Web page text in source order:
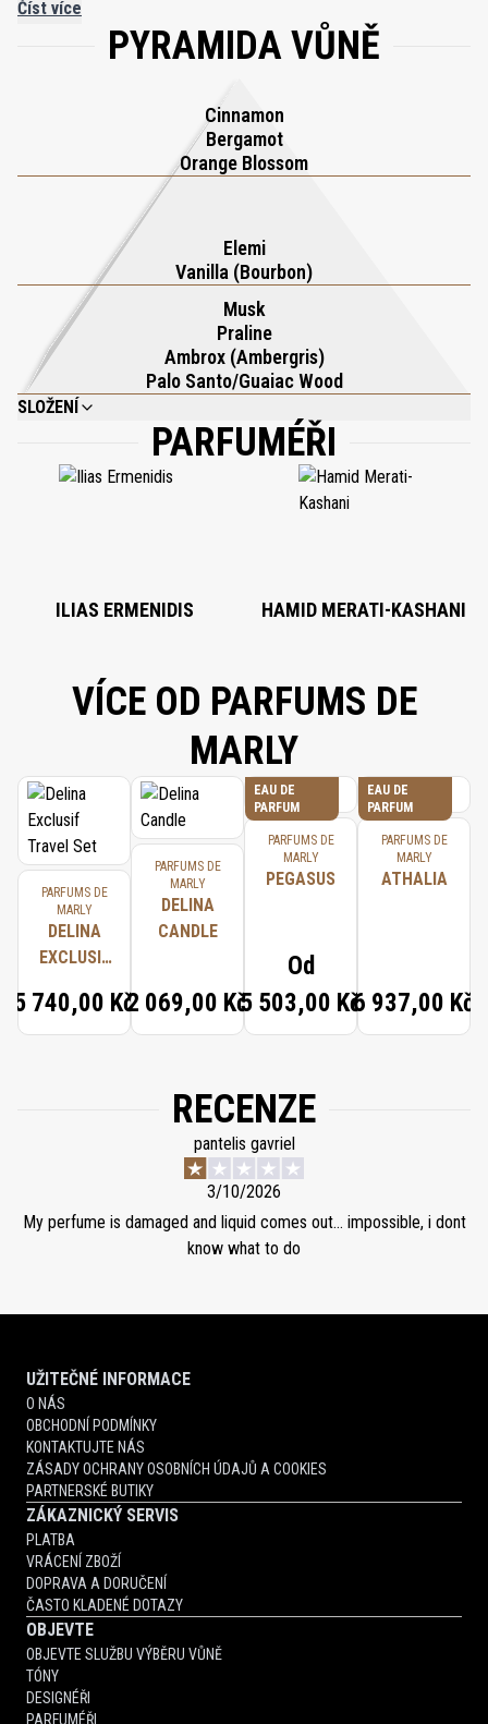
přímý potomek odrůdy poprvé přivezené do Francie za vlády
Ludvíka XV., ukotvuje vůni v majestátu zlatého věku francouzské
jas, zatímco přirozená bohatost vanilky je povýšena vytříbenými
vrstvami citrusů, koření a dřev. Althaïr vyzařuje nenápadnou
opulenci a zachycuje podstatu nadčasové elegance a moderní
přitažlivosti. Je navržena pro ty, kdo si cení uměleckosti a
autenticity, a nabízí smyslovou cestu sofistikovanosti, vůni, která
přetrvává jako osobitý podpis a oslavuje trvalou krásu řemeslného
umění Parfums de Marly.
Číst více
PYRAMIDA VŮNĚ
Cinnamon
Bergamot
Orange Blossom
Elemi
Vanilla (Bourbon)
Musk
Praline
Ambrox (Ambergris)
Palo Santo/Guaiac Wood
SLOŽENÍ
ALCOHOL DENAT., PARFUM (FRAGRANCE), AQUA (WATER), LIMONENE,
LINALOOL, TOCOPHEROL, CITRAL, GERANIOL.
PARFUMÉŘI
ILIAS ERMENIDIS HAMID MERATI-KASHANI
VÍCE OD PARFUMS DE
MARLY
PARFUMS DE
MARLY
DELINA
EXCLUSIF
SET
5 740,00 Kč
PARFUMS DE
MARLY
DELINA
CANDLE
2 069,00 Kč
EAU DE
PARFUM
PARFUMS DE
MARLY
PEGASUS
Od
5 503,00 Kč
EAU DE
PARFUM
PARFUMS DE
MARLY
ATHALIA
6 937,00 Kč
RECENZE
pantelis gavriel
3/10/2026
My perfume is damaged and liquid comes out… impossible, i dont
know what to do
UŽITEČNÉ INFORMACE
O NÁS
OBCHODNÍ PODMÍNKY
KONTAKTUJTE NÁS
ZÁSADY OCHRANY OSOBNÍCH ÚDAJŮ A COOKIES
PARTNERSKÉ BUTIKY
ZÁKAZNICKÝ SERVIS
PLATBA
VRÁCENÍ ZBOŽÍ
DOPRAVA A DORUČENÍ
ČASTO KLADENÉ DOTAZY
OBJEVTE
OBJEVTE SLUŽBU VÝBĚRU VŮNĚ
TÓNY
DESIGNÉŘI
PARFUMÉŘI